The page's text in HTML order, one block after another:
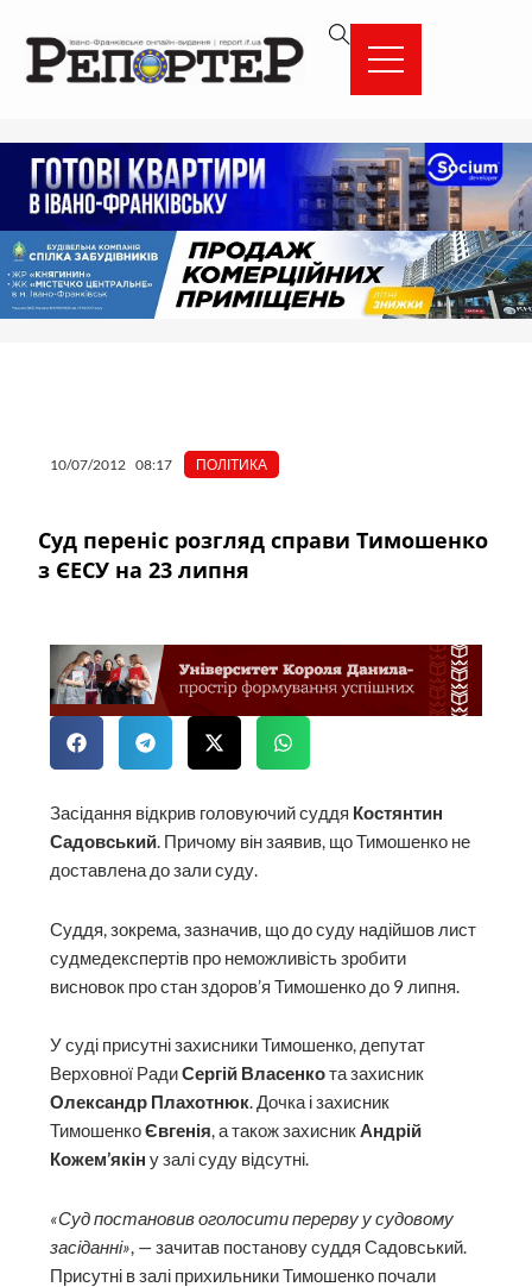
вмісту
10/07/2012 08:17 ПОЛІТИКА
Суд переніс розгляд справи Тимошенко
з ЄЕСУ на 23 липня
Засідання відкрив головуючий суддя Костянтин
Садовський. Причому він заявив, що Тимошенко не
доставлена до зали суду.
Суддя, зокрема, зазначив, що до суду надійшов лист
судмедекспертів про неможливість зробити
висновок про стан здоров’я Тимошенко до 9 липня.
У суді присутні захисники Тимошенко, депутат
Верховної РадиСергій Власенкота захисник
Олександр Плахотнюк. Дочка і захисник
ТимошенкоЄвгенія, а також захисникАндрій
Кожем’якін у залі суду відсутні.
«Суд постановив оголосити перерву у судовому
засіданні», — зачитав постанову суддя Садовський.
Присутні в залі прихильники Тимошенко почали